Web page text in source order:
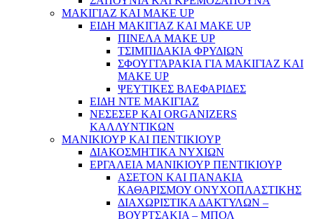
ΜΑΚΙΓΙΑΖ ΚΑΙ MAKE UP
ΕΙΔΗ ΜΑΚΙΓΙΑΖ ΚΑΙ MAKE UP
ΠΙΝΕΛΑ MAKE UP
ΤΣΙΜΠΙΔΑΚΙΑ ΦΡΥΔΙΩΝ
ΣΦΟΥΓΓΑΡΑΚΙΑ ΓΙΑ ΜΑΚΙΓΙΑZ ΚΑΙ
MAKE UP
ΨΕΥΤΙΚΕΣ ΒΛΕΦΑΡΙΔΕΣ
ΕΙΔΗ ΝΤΕ ΜΑΚΙΓΙΑΖ
ΝΕΣΕΣΕΡ ΚΑΙ ORGANIZERS
ΚΑΛΛΥΝΤΙΚΩΝ
ΜΑΝΙΚΙΟΥΡ ΚΑΙ ΠΕΝΤΙΚΙΟΥΡ
ΔΙΑΚΟΣΜΗΤΙΚΑ ΝΥΧΙΩΝ
ΕΡΓΑΛΕΙΑ ΜΑΝΙΚΙΟΥΡ ΠΕΝΤΙΚΙΟΥΡ
ΑΣΕΤΟΝ ΚΑΙ ΠΑΝΑΚΙΑ
ΚΑΘΑΡΙΣΜΟΥ ΟΝΥΧΟΠΛΑΣΤΙΚΗΣ
ΔΙΑΧΩΡΙΣΤΙΚΑ ΔΑΚΤΥΛΩΝ –
ΒΟΥΡΤΣΑΚΙΑ – ΜΠΟΛ